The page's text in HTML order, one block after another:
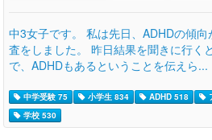
中3女子です。 私は先日、ADHDの傾
査をしました。 昨日結果を聞きに行く
で、ADHDもあるということを伝えら...
中学受験 75 小学生 834 ADHD 518
学校 530